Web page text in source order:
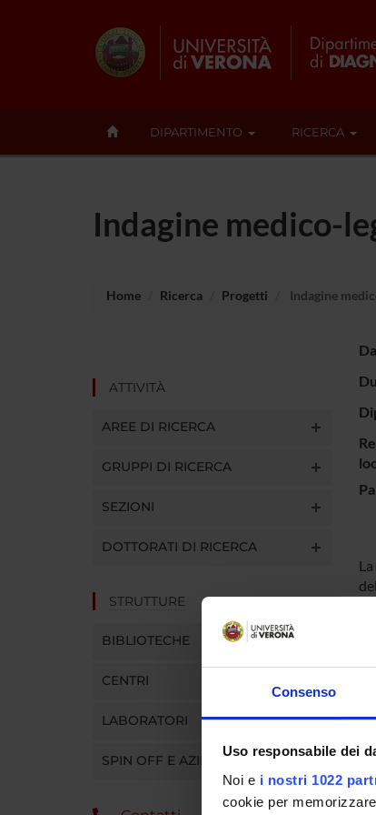
Consenso
Uso responsabile dei
Noi e i nostri 1022
cookie per
DIPARTIMENTO RICERCA
Indagine medico-
Home Ricerca Progetti Indagine
ATTIVITÀ
AREE DI RICERCA
GRUPPI DI RICERCA
SEZIONI
DOTTORATI DI RICERCA
STRUTTURE
BIBLIOTECHE
CENTRI
LABORATORI
SPIN OFF E AZIENDE